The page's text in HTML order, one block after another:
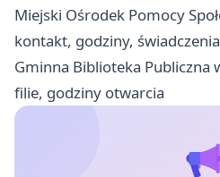
Miejski Ośrodek Pomocy
kontakt, godziny, świadczenia
Gminna Biblioteka Publiczna
filie, godziny otwarcia